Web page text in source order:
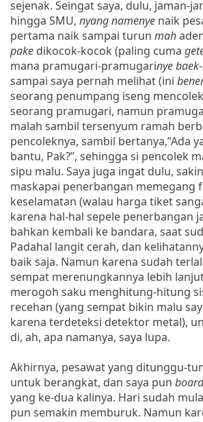
sejenak. Seingat saya, dulu, jaman-
hingga SMU, nyang namenye naik
pertama naik sampai turun mah
pake dikocok-kocok (paling cuma
mana pramugari-pramugarinye
sampai saya pernah melihat (ini
seorang penumpang iseng
seorang pramugari, namun
malah sambil tersenyum ramah
pencoleknya, sambil bertanya,”Ada
bantu, Pak?”, sehingga si pencolek
sipu malu. Saya juga ingat dulu,
maskapai penerbangan memegang
keselamatan (walau harga tiket
karena hal-hal sepele penerbangan
bahkan kembali ke bandara, saat
Padahal langit cerah, dan
baik saja. Namun karena sudah
sempat merenungkannya lebih
merogoh saku menghitung-hitung
recehan (yang sempat bikin malu
karena terdeteksi detektor metal),
di, ah, apa namanya, saya lupa.
Akhirnya, pesawat yang ditunggu-
untuk berangkat, dan saya pun
yang ke-dua kalinya. Hari sudah
pun semakin memburuk. Namun